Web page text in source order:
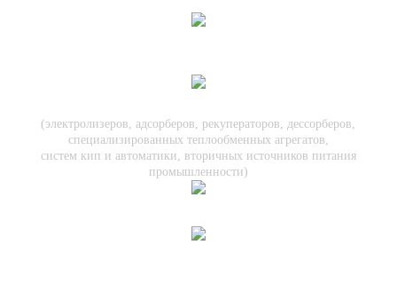
(электролизеров, адсорберов, рекуператоров, дессорберов,
специализированных теплообменных агрегатов,
систем кип и автоматики, вторичных источников питания
промышленности)